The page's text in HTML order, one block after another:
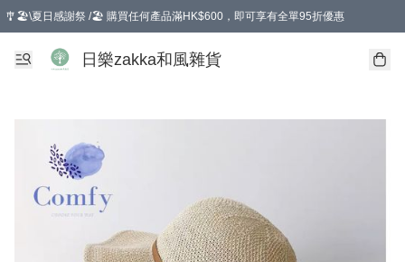
🎐🏖️\夏日感謝祭 /🏖️ 購買任何產品滿HK$600，即可享有全單95折優惠
選擇GoGoX住宅/工商地址配送，單一訂單消費購物滿HK$680(折扣後），可享有
日樂zakka和風雜貨